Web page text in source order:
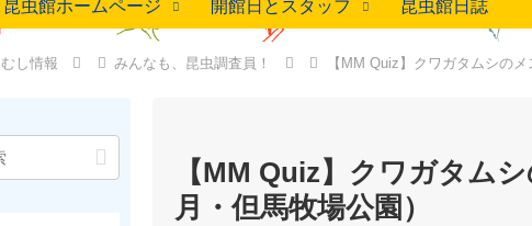
昆虫館ホームページ 開館日とスタッフ 昆虫館日誌
むし情報 みんなも、昆虫調査員！ 【MM Quiz】クワガタムシの
【MM Quiz】クワガタム
月・但馬牧場公園）